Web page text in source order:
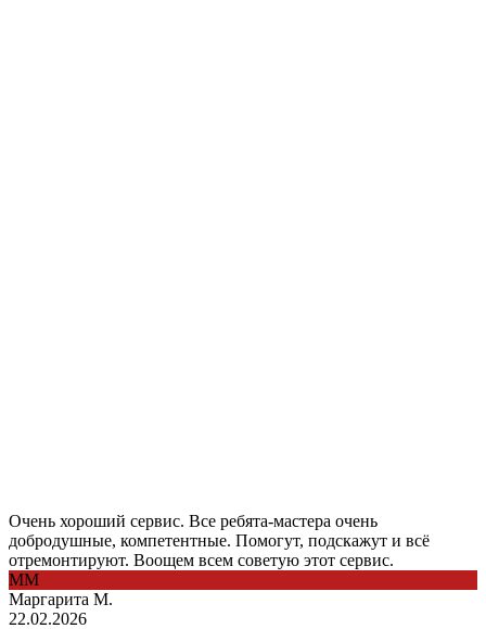
Очень хороший сервис. Все ребята-мастера очень
добродушные, компетентные. Помогут, подскажут и всё
отремонтируют. Воощем всем советую этот сервис.
ММ
Маргарита М.
22.02.2026